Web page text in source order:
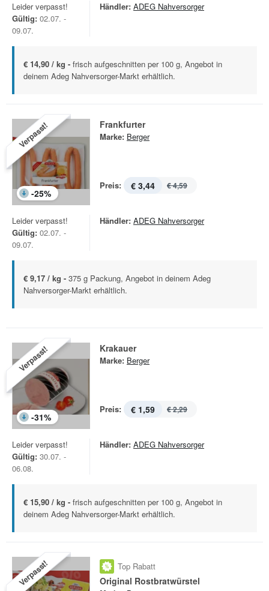
Leider verpasst!
Gültig: 02.07. -
09.07.
Händler: ADEG Nahversorger
€ 14,90 / kg - frisch aufgeschnitten per 100 g, Angebot in
deinem Adeg Nahversorger-Markt erhältlich.
Verpasst!
-25%
Frankfurter
Marke: Berger
Preis: € 3,44 € 4,59
Leider verpasst!
Gültig: 02.07. -
09.07.
Händler: ADEG Nahversorger
€ 9,17 / kg - 375 g Packung, Angebot in deinem Adeg
Nahversorger-Markt erhältlich.
Verpasst!
-31%
Krakauer
Marke: Berger
Preis: € 1,59 € 2,29
Leider verpasst!
Gültig: 30.07. -
06.08.
Händler: ADEG Nahversorger
€ 15,90 / kg - frisch aufgeschnitten per 100 g, Angebot in
deinem Adeg Nahversorger-Markt erhältlich.
Verpasst! Top Rabatt
Original Rostbratwürstel